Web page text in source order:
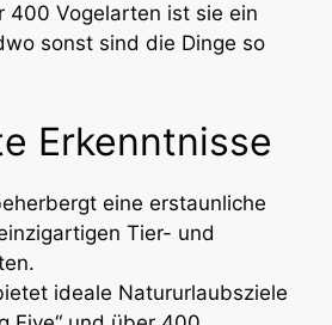
400 Vogelarten ist sie ein
sonst sind die Dinge so
Erkenntnisse
eine erstaunliche
Tier- und
ideale Natururlaubsziele